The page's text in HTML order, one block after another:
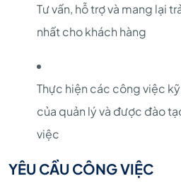
Tư vấn, hỗ trợ và mang lại
nhất cho khách hàng
Thực hiện các công việc
của quản lý và được đào
việc
YÊU CẦU CÔNG VIỆC